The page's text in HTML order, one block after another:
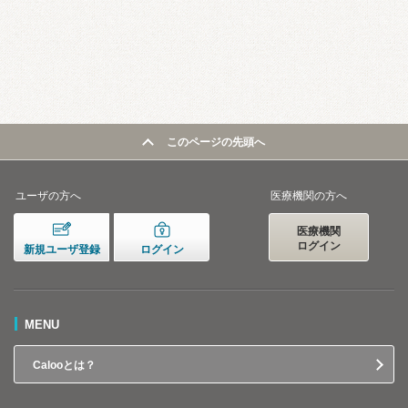
このページの先頭へ
ユーザの方へ
新規ユーザ登録 ログイン
医療機関の方へ
医療機関
ログイン
MENU
Calooとは？